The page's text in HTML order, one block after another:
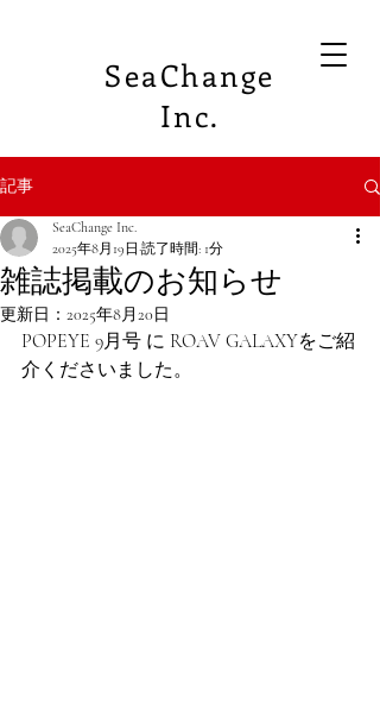
SeaChange
Inc.
記事
雑誌掲載のお知らせ
SeaChange Inc.
2025年8月19日 読了時間: 1分
更新日： 2025年8月20日
POPEYE 9月号 に ROAV GALAXYをご紹
介くださいました。